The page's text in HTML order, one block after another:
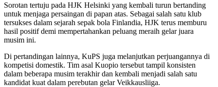
Sorotan tertuju pada HJK Helsinki yang kembali turun bertanding
untuk menjaga persaingan di papan atas. Sebagai salah satu klub
tersukses dalam sejarah sepak bola Finlandia, HJK terus memburu
hasil positif demi mempertahankan peluang meraih gelar juara
musim ini.
Di pertandingan lainnya, KuPS juga melanjutkan perjuangannya di
kompetisi domestik. Tim asal Kuopio tersebut tampil konsisten
dalam beberapa musim terakhir dan kembali menjadi salah satu
kandidat kuat dalam perebutan gelar Veikkausliiga.